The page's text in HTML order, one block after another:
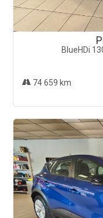
BlueHDi
74 659 km